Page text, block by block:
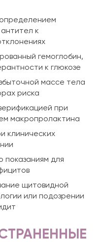
к
гемоглобин,
к глюкозе
массе тела
риска
при
макропролактина
клинических
показаниям для
щитовидной
или подозрении